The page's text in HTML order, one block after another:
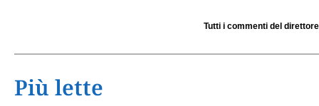
Tutti i commenti del direttore
Più lette